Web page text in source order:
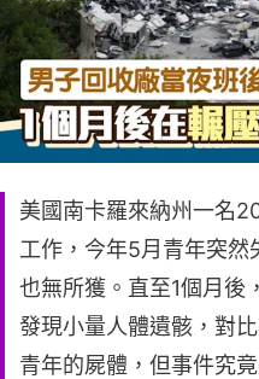
美國南卡羅來納州一名
工作，今年5月青年突然
也無所獲。直至1個月後
發現小量人體遺骸，對
青年的屍體，但事件究